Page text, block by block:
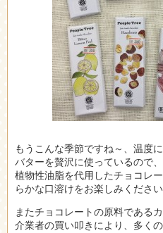
もうこんな季節ですね～、温度
バターを贅沢に使っているので
植物性油脂を代用したチョコレ
らかな口溶けをお楽しみくださ
またチョコレートの原料である
介業者の買い叩きにより、多く